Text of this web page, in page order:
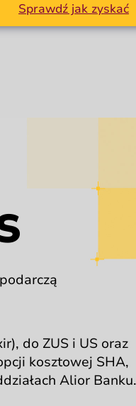
Sprawdź jak zyskać
przeglądarki z
do ZUS i US oraz
kosztowej SHA,
Alior Banku.